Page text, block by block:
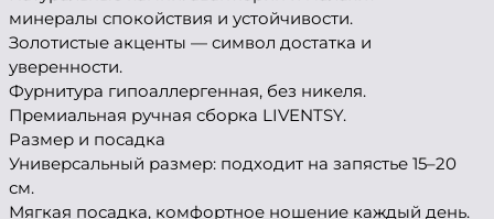
минералы спокойствия и устойчивости.
Золотистые акценты — символ достатка и
уверенности.
Фурнитура гипоаллергенная, без никеля.
Премиальная ручная сборка LIVENTSY.
Размер и посадка
Универсальный размер: подходит на запястье 15–20
см.
Мягкая посадка, комфортное ношение каждый день.